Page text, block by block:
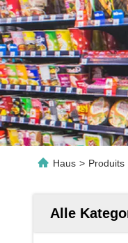
Haus > Produits
Alle